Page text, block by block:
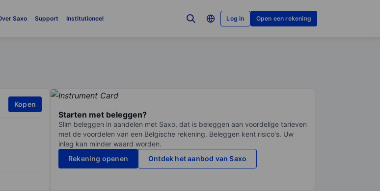
Saxo Support Institutioneel Log in Open een rekening
Kopen
Starten met beleggen?
Slim beleggen in aandelen met Saxo, dat is beleggen aan voordelige tarieven
met de voordelen van een Belgische rekening. Beleggen kent risico's. Uw
inleg kan minder waard worden.
Rekening openen
Ontdek het aanbod van Saxo